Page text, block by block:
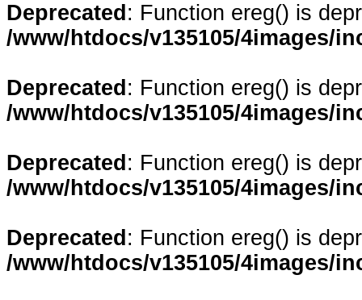
Deprecated : Function ereg() is
/www/htdocs/v135105/4images/
Deprecated : Function ereg() is
/www/htdocs/v135105/4images/
Deprecated : Function ereg() is
/www/htdocs/v135105/4images/
Deprecated : Function ereg() is
/www/htdocs/v135105/4images/